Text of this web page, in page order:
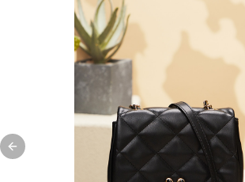
Previous slide